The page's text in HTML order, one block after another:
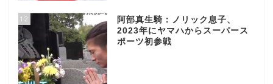
12
阿部真生騎：ノリック息子、
2023年にヤマハからスーパース
ポーツ初参戦